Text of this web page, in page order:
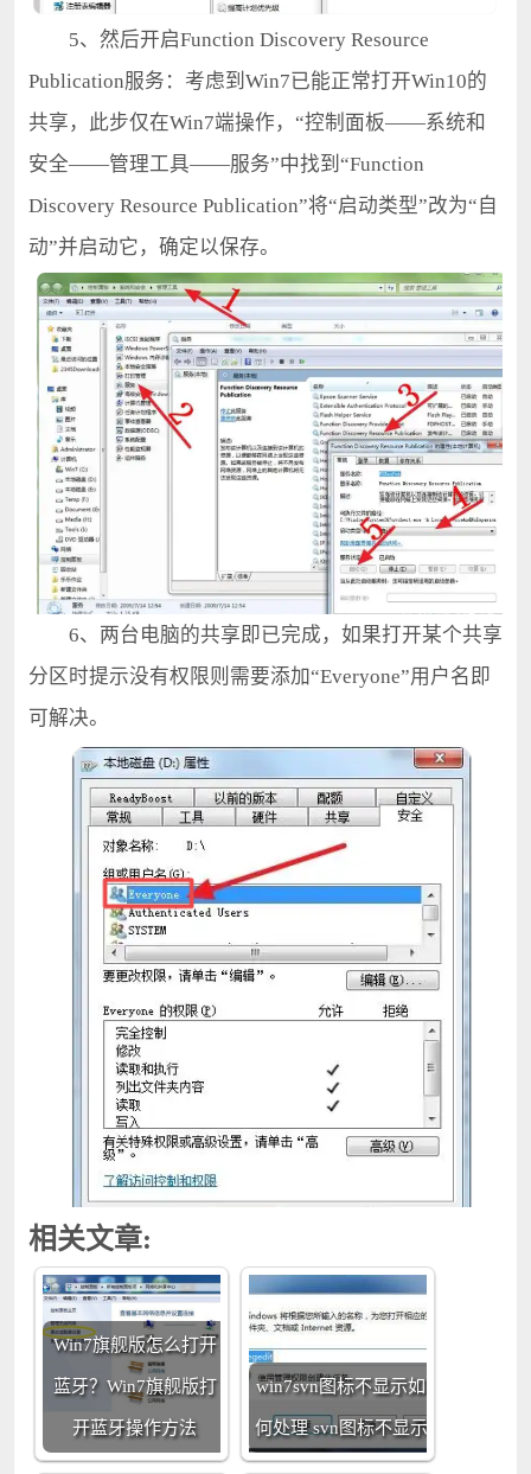
5、然后开启Function Discovery Resource
Publication服务：考虑到Win7已能正常打开Win10的
共享，此步仅在Win7端操作，“控制面板——系统和
安全——管理工具——服务”中找到“Function
Discovery Resource Publication”将“启动类型”改为“自
动”并启动它，确定以保存。
6、两台电脑的共享即已完成，如果打开某个共享
分区时提示没有权限则需要添加“Everyone”用户名即
可解决。
相关文章:
Win7旗舰版怎么打开
蓝牙？Win7旗舰版打
开蓝牙操作方法
win7svn图标不显示如
何处理 svn图标不显示